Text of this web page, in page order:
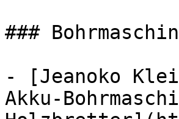
###
- [Jeanoko
Akku-